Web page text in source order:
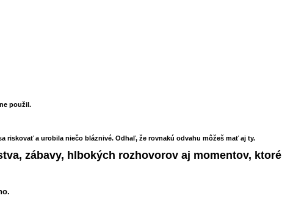
použil.
riskovať a urobila niečo bláznivé. Odhaľ, že rovnakú odvahu môžeš mať aj ty.
zábavy, hlbokých rozhovorov aj momentov, ktoré